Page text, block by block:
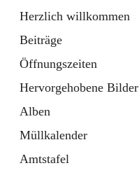
Herzlich willkommen
Beiträge
Öffnungszeiten
Hervorgehobene Bilder
Alben
Müllkalender
Amtstafel
5 Schnellzugriffe
Bürgerservice
9 Schnellzugriffe